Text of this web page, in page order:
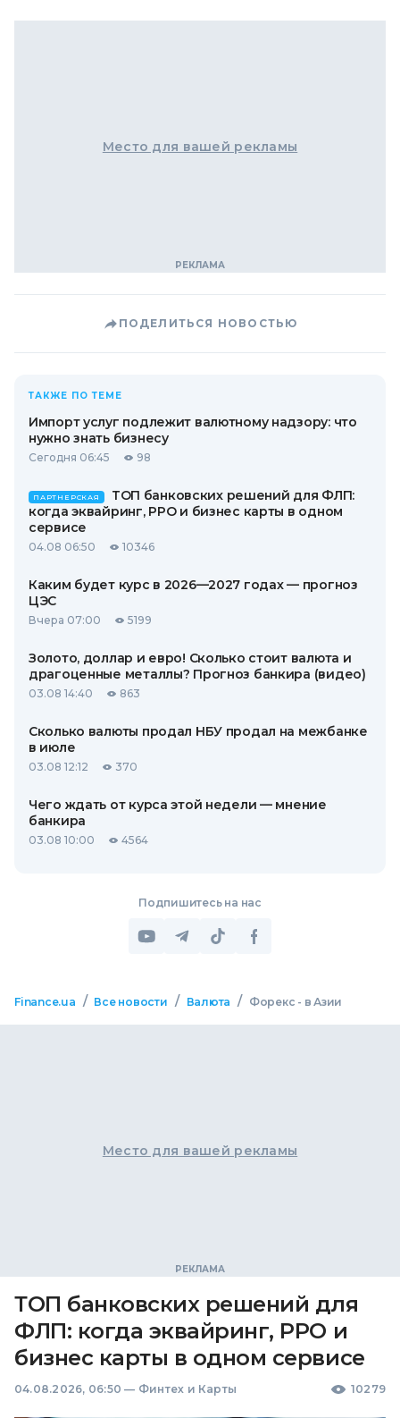
Место для вашей рекламы
ПОДЕЛИТЬСЯ НОВОСТЬЮ
ТАКЖЕ ПО ТЕМЕ
Импорт услуг подлежит валютному надзору: что
нужно знать бизнесу
Сегодня 06:45 98
ПАРТНЕРСКАЯ
ТОП банковских решений для ФЛП:
когда эквайринг, РРО и бизнес карты в одном
сервисе
04.08 06:50 10346
Каким будет курс в 2026—2027 годах — прогноз
ЦЭС
Вчера 07:00 5199
Золото, доллар и евро! Сколько стоит валюта и
драгоценные металлы? Прогноз банкира (видео)
03.08 14:40 863
Сколько валюты продал НБУ продал на межбанке
в июле
03.08 12:12 370
Чего ждать от курса этой недели — мнение
банкира
03.08 10:00 4564
Подпишитесь на нас
Finance.ua / Все новости / Валюта / Форекс - в Азии
Место для вашей рекламы
ТОП банковских решений для
ФЛП: когда эквайринг, РРО и
бизнес карты в одном сервисе
04.08.2026, 06:50 — Финтех и Карты 10279